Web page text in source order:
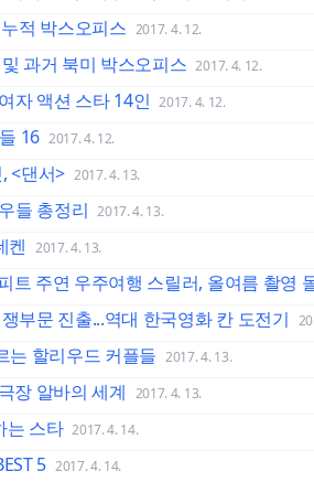
적 박스오피스 2017. 4. 12.
과거 북미 박스오피스 2017. 4. 12.
자 액션 스타 14인 2017. 4. 12.
16 2017. 4. 12.
<댄서> 2017. 4. 13.
들 총정리 2017. 4. 13.
켄 2017. 4. 13.
트 주연 우주여행 스릴러, 올여름 촬영
부문 진출...역대 한국영화 칸 도전기
는 할리우드 커플들 2017. 4. 13.
장 알바의 세계 2017. 4. 13.
는 스타 2017. 4. 14.
5 2017. 4. 14.